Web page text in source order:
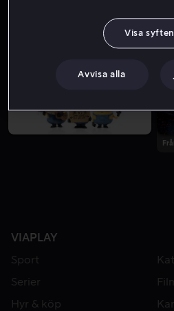
VIAPLAY
Sport
Serier
Hyr & köp
Visa syften
Avvisa alla